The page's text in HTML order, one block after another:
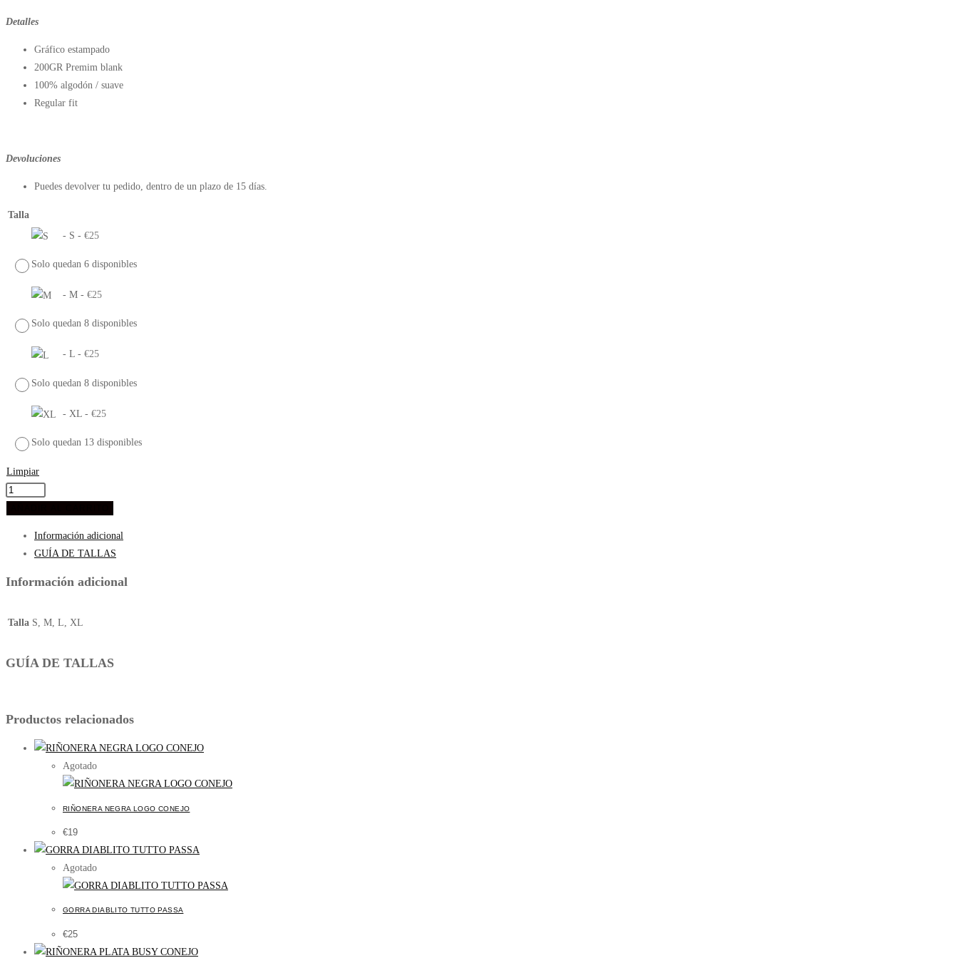
Detalles
Gráfico estampado
200GR Premim blank
100% algodón / suave
Regular fit
Devoluciones
Puedes devolver tu pedido, dentro de un plazo de 15 días.
Talla
- S - €25
Solo quedan 6 disponibles
- M - €25
Solo quedan 8 disponibles
- L - €25
Solo quedan 8 disponibles
- XL - €25
Solo quedan 13 disponibles
Limpiar
TEE
cantidad
Información adicional
GUÍA DE TALLAS
Información adicional
Talla S, M, L, XL
GUÍA DE TALLAS
Productos relacionados
Agotado
RIÑONERA NEGRA LOGO CONEJO
€19
Agotado
GORRA DIABLITO TUTTO PASSA
€25